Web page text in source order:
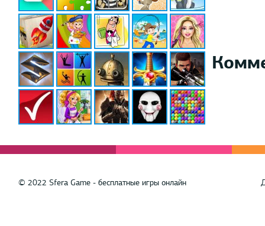
© 2022 Sfera Game - бесплатные игры онлайн